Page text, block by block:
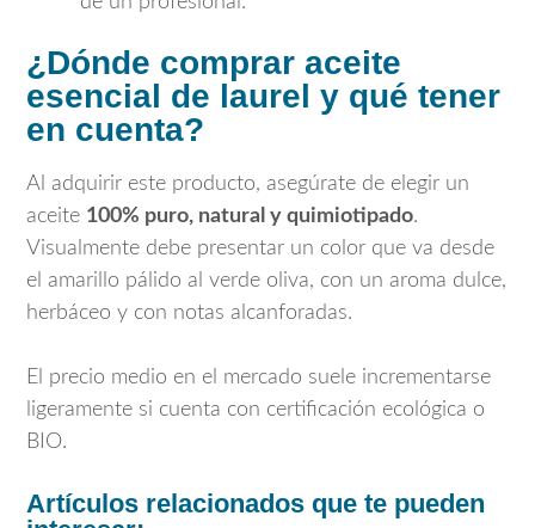
¿Dónde comprar aceite
esencial de laurel y qué tener
en cuenta?
Al adquirir este producto, asegúrate de elegir un
aceite 100% puro, natural y quimiotipado.
Visualmente debe presentar un color que va desde
el amarillo pálido al verde oliva, con un aroma dulce,
herbáceo y con notas alcanforadas.
El precio medio en el mercado suele incrementarse
ligeramente si cuenta con certificación ecológica o
BIO.
Artículos relacionados que te pueden